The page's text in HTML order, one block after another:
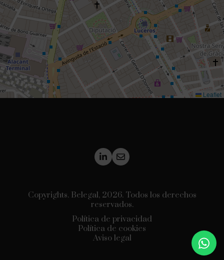
Leaflet
Copyrights. Belegal, 2026. Todos los derechos
reservados.
Política de privacidad
Política de cookies
Aviso legal